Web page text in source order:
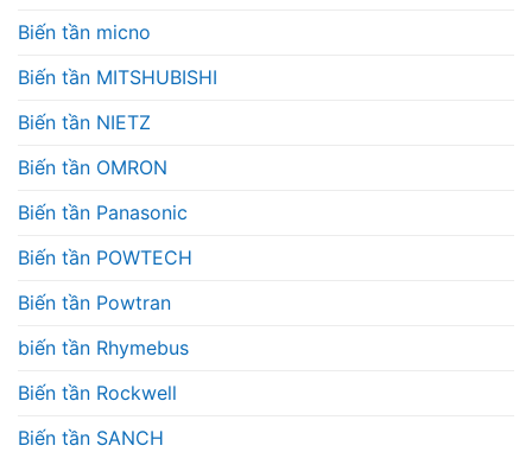
Biến tần micno
Biến tần MITSHUBISHI
Biến tần NIETZ
Biến tần OMRON
Biến tần Panasonic
Biến tần POWTECH
Biến tần Powtran
biến tần Rhymebus
Biến tần Rockwell
Biến tần SANCH